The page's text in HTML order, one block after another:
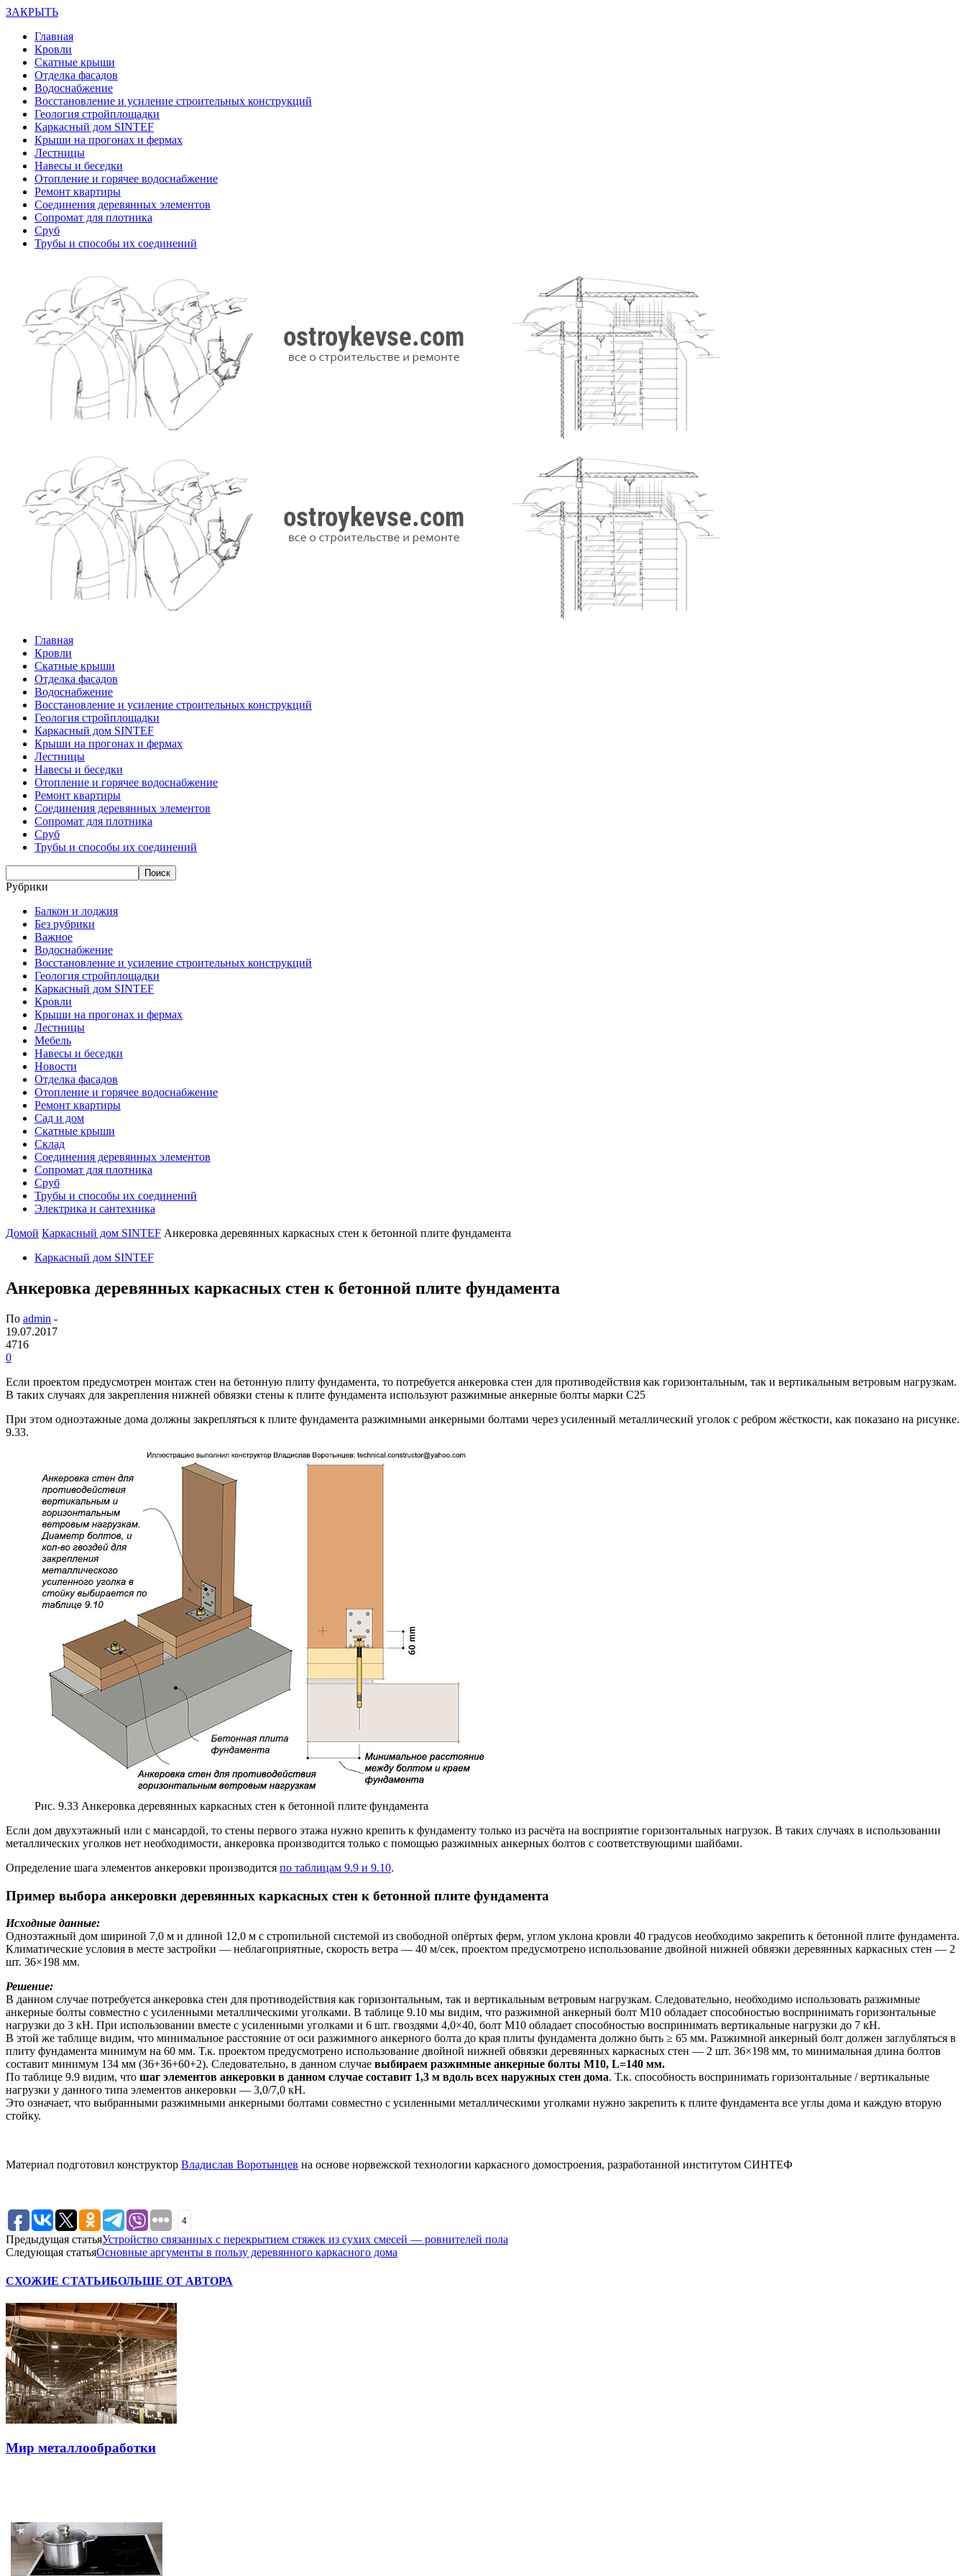
ЗАКРЫТЬ
Главная
Кровли
Скатные крыши
Отделка фасадов
Водоснабжение
Восстановление и усиление строительных конструкций
Геология стройплощадки
Каркасный дом SINTEF
Крыши на прогонах и фермах
Лестницы
Навесы и беседки
Отопление и горячее водоснабжение
Ремонт квартиры
Соединения деревянных элементов
Сопромат для плотника
Сруб
Трубы и способы их соединений
Главная
Кровли
Скатные крыши
Отделка фасадов
Водоснабжение
Восстановление и усиление строительных конструкций
Геология стройплощадки
Каркасный дом SINTEF
Крыши на прогонах и фермах
Лестницы
Навесы и беседки
Отопление и горячее водоснабжение
Ремонт квартиры
Соединения деревянных элементов
Сопромат для плотника
Сруб
Трубы и способы их соединений
Рубрики
Балкон и лоджия
Без рубрики
Важное
Водоснабжение
Восстановление и усиление строительных конструкций
Геология стройплощадки
Каркасный дом SINTEF
Кровли
Крыши на прогонах и фермах
Лестницы
Мебель
Навесы и беседки
Новости
Отделка фасадов
Отопление и горячее водоснабжение
Ремонт квартиры
Сад и дом
Скатные крыши
Склад
Соединения деревянных элементов
Сопромат для плотника
Сруб
Трубы и способы их соединений
Электрика и сантехника
Домой Каркасный дом SINTEF Анкеровка деревянных каркасных стен к бетонной плите фундамента
Каркасный дом SINTEF
Анкеровка деревянных каркасных стен к бетонной плите фундамента
По admin -
19.07.2017
4716
0
Если проектом предусмотрен монтаж стен на бетонную плиту фундамента, то потребуется анкеровка стен для противодействия как горизонтальным, так и вертикальным ветровым нагрузкам.
В таких случаях для закрепления нижней обвязки стены к плите фундамента используют разжимные анкерные болты марки С25
При этом одноэтажные дома должны закрепляться к плите фундамента разжимными анкерными болтами через усиленный металлический уголок с ребром жёсткости, как показано на рисунке.
9.33.
Рис. 9.33 Анкеровка деревянных каркасных стен к бетонной плите фундамента
Если дом двухэтажный или с мансардой, то стены первого этажа нужно крепить к фундаменту только из расчёта на восприятие горизонтальных нагрузок. В таких случаях в использовании
металлических уголков нет необходимости, анкеровка производится только с помощью разжимных анкерных болтов с соответствующими шайбами.
Определение шага элементов анкеровки производится по таблицам 9.9 и 9.10.
Пример выбора анкеровки деревянных каркасных стен к бетонной плите фундамента
Исходные данные:
Одноэтажный дом шириной 7,0 м и длиной 12,0 м с стропильной системой из свободной опёртых ферм, углом уклона кровли 40 градусов необходимо закрепить к бетонной плите фундамента.
Климатические условия в месте застройки — неблагоприятные, скорость ветра — 40 м/сек, проектом предусмотрено использование двойной нижней обвязки деревянных каркасных стен — 2
шт. 36×198 мм.
Решение:
В данном случае потребуется анкеровка стен для противодействия как горизонтальным, так и вертикальным ветровым нагрузкам. Следовательно, необходимо использовать разжимные
анкерные болты совместно с усиленными металлическими уголками. В таблице 9.10 мы видим, что разжимной анкерный болт М10 обладает способностью воспринимать горизонтальные
нагрузки до 3 кН. При использовании вместе с усиленными уголками и 6 шт. гвоздями 4,0×40, болт М10 обладает способностью воспринимать вертикальные нагрузки до 7 кН.
В этой же таблице видим, что минимальное расстояние от оси разжимного анкерного болта до края плиты фундамента должно быть ≥ 65 мм. Разжимной анкерный болт должен заглубляться в
плиту фундамента минимум на 60 мм. Т.к. проектом предусмотрено использование двойной нижней обвязки деревянных каркасных стен — 2 шт. 36×198 мм, то минимальная длина болтов
составит минимум 134 мм (36+36+60+2). Следовательно, в данном случае выбираем разжимные анкерные болты М10, L=140 мм.
По таблице 9.9 видим, что шаг элементов анкеровки в данном случае составит 1,3 м вдоль всех наружных стен дома. Т.к. способность воспринимать горизонтальные / вертикальные
нагрузки у данного типа элементов анкеровки — 3,0/7,0 кН.
Это означает, что выбранными разжимными анкерными болтами совместно с усиленными металлическими уголками нужно закрепить к плите фундамента все углы дома и каждую вторую
стойку.
Материал подготовил конструктор Владислав Воротынцев на основе норвежской технологии каркасного домостроения, разработанной институтом СИНТЕФ
4
Предыдущая статьяУстройство связанных с перекрытием стяжек из сухих смесей — ровнителей пола
Следующая статьяОсновные аргументы в пользу деревянного каркасного дома
СХОЖИЕ СТАТЬИБОЛЬШЕ ОТ АВТОРА
Мир металлообработки